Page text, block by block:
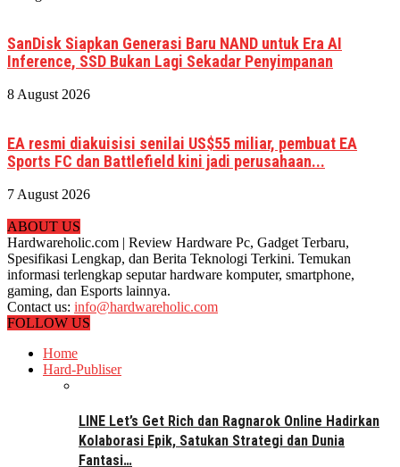
SanDisk Siapkan Generasi Baru NAND untuk Era AI
Inference, SSD Bukan Lagi Sekadar Penyimpanan
8 August 2026
EA resmi diakuisisi senilai US$55 miliar, pembuat EA
Sports FC dan Battlefield kini jadi perusahaan...
7 August 2026
ABOUT US
Hardwareholic.com | Review Hardware Pc, Gadget Terbaru,
Spesifikasi Lengkap, dan Berita Teknologi Terkini. Temukan
informasi terlengkap seputar hardware komputer, smartphone,
gaming, dan Esports lainnya.
Contact us: info@hardwareholic.com
FOLLOW US
Home
Hard-Publiser
LINE Let’s Get Rich dan Ragnarok Online Hadirkan
Kolaborasi Epik, Satukan Strategi dan Dunia
Fantasi…